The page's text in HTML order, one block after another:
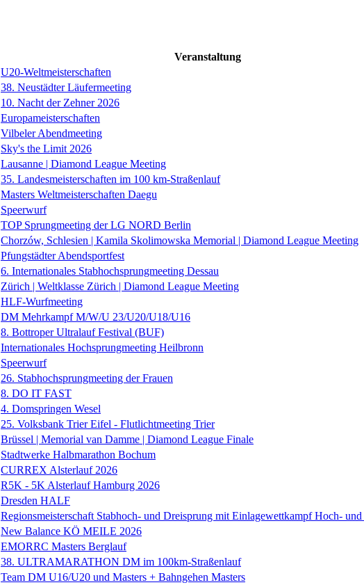
Veranstaltung
U20-Weltmeisterschaften
38. Neustädter Läufermeeting
10. Nacht der Zehner 2026
Europameisterschaften
Vilbeler Abendmeeting
Sky's the Limit 2026
Lausanne | Diamond League Meeting
35. Landesmeisterschaften im 100 km-Straßenlauf
Masters Weltmeisterschaften Daegu
Speerwurf
TOP Sprungmeeting der LG NORD Berlin
Chorzów, Schlesien | Kamila Skolimowska Memorial | Diamond League Meeting
Pfungstädter Abendsportfest
6. Internationales Stabhochsprungmeeting Dessau
Zürich | Weltklasse Zürich | Diamond League Meeting
HLF-Wurfmeeting
DM Mehrkampf M/W/U 23/U20/U18/U16
8. Bottroper Ultralauf Festival (BUF)
Internationales Hochsprungmeeting Heilbronn
Speerwurf
26. Stabhochsprungmeeting der Frauen
8. DO IT FAST
4. Domspringen Wesel
25. Volksbank Trier Eifel - Flutlichtmeeting Trier
Brüssel | Memorial van Damme | Diamond League Finale
Stadtwerke Halbmarathon Bochum
CURREX Alsterlauf 2026
R5K - 5K Alsterlauf Hamburg 2026
Dresden HALF
Regionsmeisterschaft Stabhoch- und Dreisprung mit Einlagewettkampf Hoch-
New Balance KÖ MEILE 2026
EMORRC Masters Berglauf
38. ULTRAMARATHON DM im 100km-Straßenlauf
Team DM U16/U20 und Masters + Bahngehen Masters